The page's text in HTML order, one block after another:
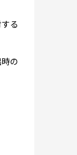
る
の